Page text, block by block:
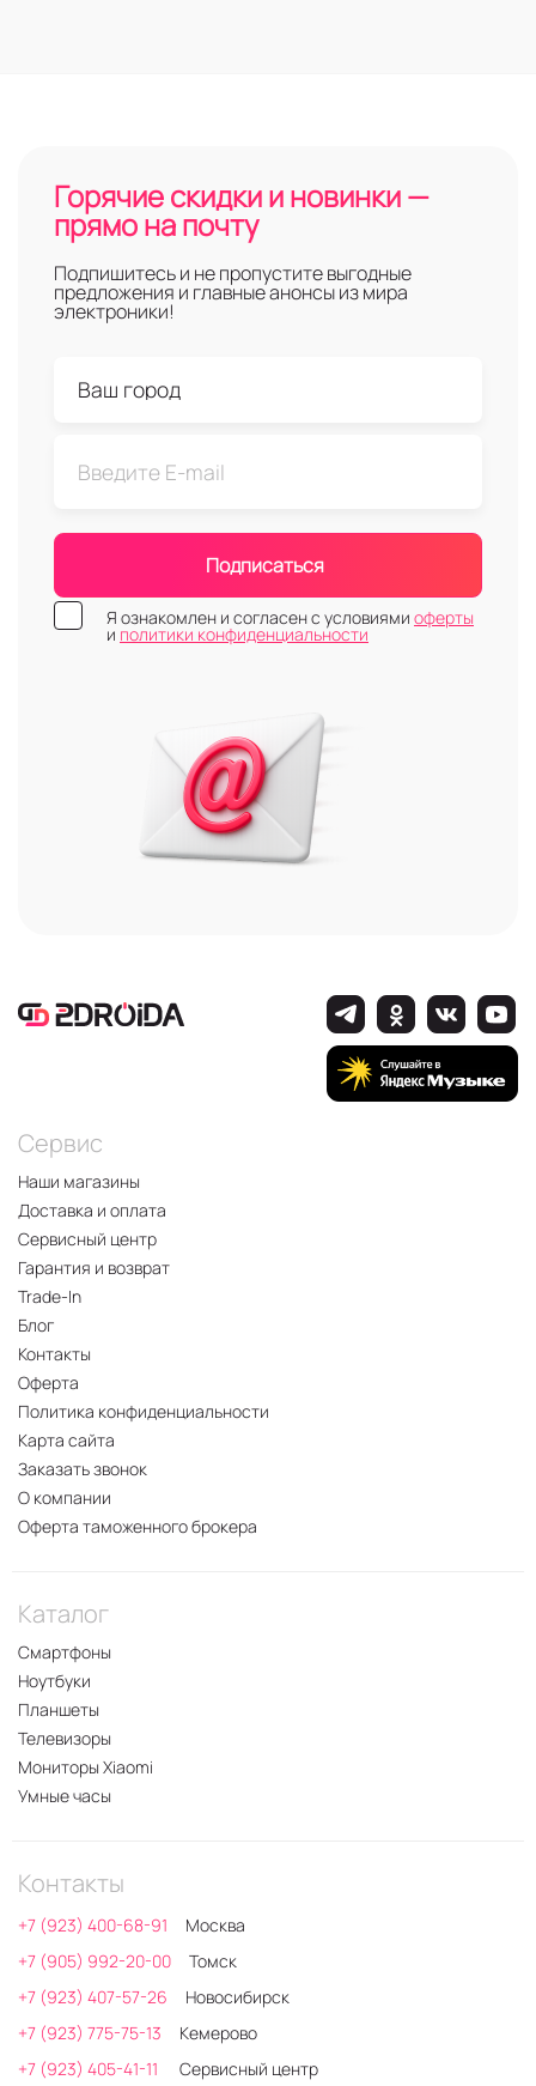
Горячие скидки и новинки —
прямо на почту
Подпишитесь и не пропустите выгодные
предложения и главные анонсы из мира
электроники!
Подписаться
Я ознакомлен и согласен с условиями оферты
и политики конфиденциальности
Сервис
Наши магазины
Доставка и оплата
Сервисный центр
Гарантия и возврат
Trade-In
Блог
Контакты
Оферта
Политика конфиденциальности
Карта сайта
Заказать звонок
О компании
Оферта таможенного брокера
Каталог
Смартфоны
Ноутбуки
Планшеты
Телевизоры
Мониторы Xiaomi
Умные часы
Контакты
+7 (923) 400-68-91
Москва
+7 (905) 992-20-00
Томск
+7 (923) 407-57-26
Новосибирск
+7 (923) 775-75-13
Кемерово
+7 (923) 405-41-11
Сервисный центр